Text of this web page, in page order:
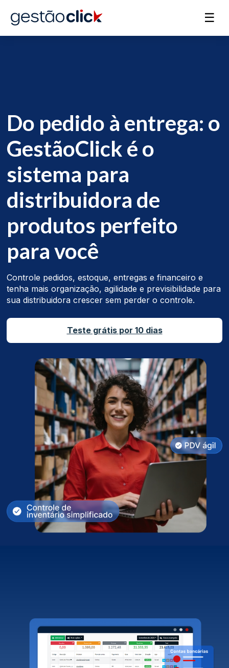
☰
Do pedido à entrega: o
GestãoClick é o
sistema para
distribuidora de
produtos perfeito
para você
Controle pedidos, estoque, entregas e financeiro e
tenha mais organização, agilidade e previsibilidade para
sua distribuidora crescer sem perder o controle.
Teste grátis por 10 dias